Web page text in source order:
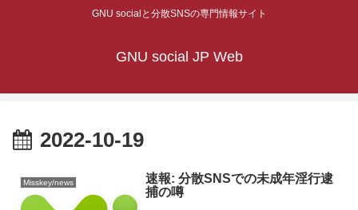
GNU socialと分散SNSの専門情報サイト
GNU social JP Web
2022-10-19
Misskey/news
速報: 分散SNSでの未成年淫行逮
捕の噂